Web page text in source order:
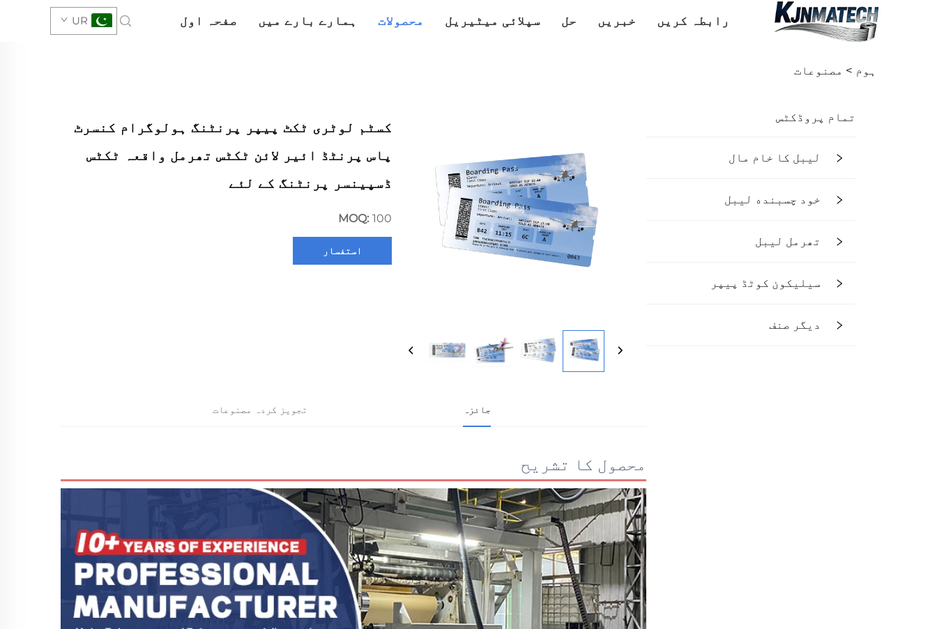
صفحہ اول ہمارے بارے میں محصولات سپلائی میٹیریل حل خبریں رابطہ کریں UR
ہوم > مصنوعات
تمام پروڈکٹس
لیبل کا خام مال
خود چسبنده لیبل
تھرمل لیبل
سیلیکون کوٹڈ پیپر
دیگر صنف
کسٹم لوٹری ٹکٹ پیپر پرنٹنگ ہولوگرام کنسرٹ
پاس پرنٹڈ ائیر لائن ٹکٹس تھرمل واقعہ ٹکٹس
ڈسپینسر پرنٹنگ کے لئے
MOQ: 100
استفسار
جائزہ تجویز کردہ مصنوعات
محصول کا تشریح